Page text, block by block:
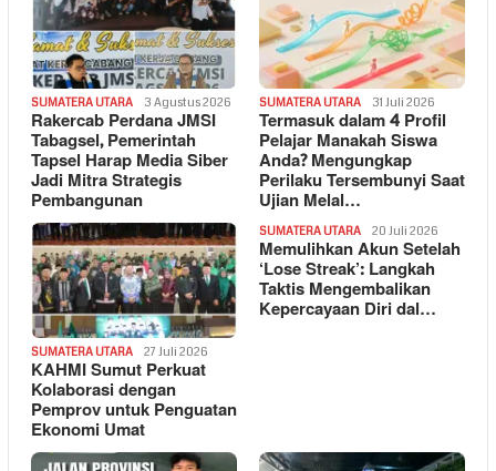
SUMATERA UTARA 3 Agustus 2026
Rakercab Perdana JMSI
Tabagsel, Pemerintah
Tapsel Harap Media Siber
Jadi Mitra Strategis
Pembangunan
SUMATERA UTARA 31 Juli 2026
Termasuk dalam 4 Profil
Pelajar Manakah Siswa
Anda? Mengungkap
Perilaku Tersembunyi Saat
Ujian Melal…
SUMATERA UTARA 27 Juli 2026
KAHMI Sumut Perkuat
Kolaborasi dengan
Pemprov untuk Penguatan
Ekonomi Umat
SUMATERA UTARA 20 Juli 2026
Memulihkan Akun Setelah
‘Lose Streak’: Langkah
Taktis Mengembalikan
Kepercayaan Diri dal…